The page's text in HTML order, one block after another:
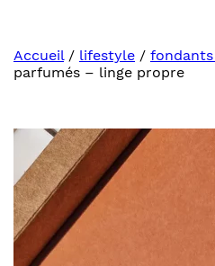
Accueil/ lifestyle /
parfumés – linge propre